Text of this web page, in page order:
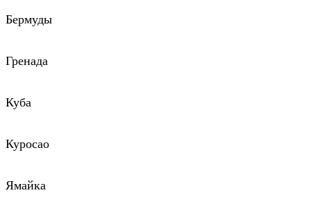
Бермуды
Гренада
Куба
Куросао
Ямайка